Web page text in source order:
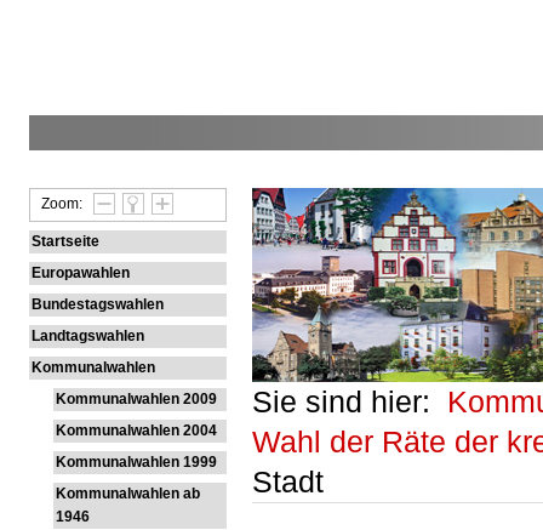
Zoom:
Startseite
Europawahlen
Bundestagswahlen
Landtagswahlen
Kommunalwahlen
Kommunalwahlen 2009
Kommunalwahlen 2004
Kommunalwahlen 1999
Kommunalwahlen ab
1946
Sie sind hier:
Wahl der Räte der
Stadt